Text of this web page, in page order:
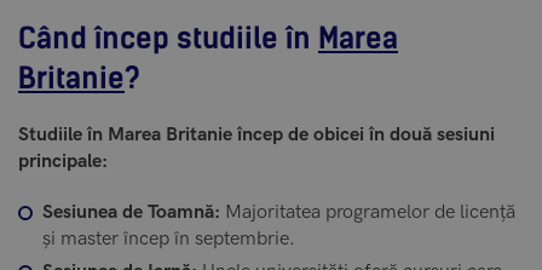
Când încep studiile în Marea
Britanie?
Studiile în Marea Britanie încep de obicei în două sesiuni
principale:
Sesiunea de Toamnă: Majoritatea programelor de licență
și master încep în septembrie.